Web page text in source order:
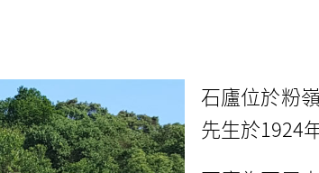
石廬位於粉
先生於1924